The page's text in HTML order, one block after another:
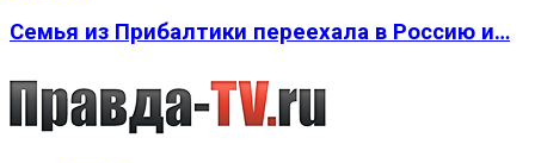
Семья из Прибалтики переехала в Россию и…